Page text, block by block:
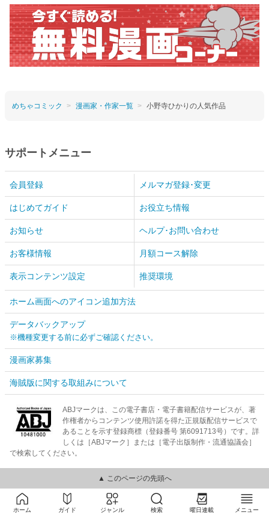
めちゃコミック 漫画家・作家一覧 小野寺ひかりの人気作品
サポートメニュー
会員登録 メルマガ登録･変更
はじめてガイド お役立ち情報
お知らせ ヘルプ･お問い合わせ
お客様情報 月額コース解除
表示コンテンツ設定 推奨環境
ホーム画面へのアイコン追加方法
データバックアップ
※機種変更する前に必ずご確認ください。
漫画家募集
海賊版に関する取組みについて
ABJマークは、この電子書店・電子書籍配信サービスが、著
作権者からコンテンツ使用許諾を得た正規版配信サービスで
あることを示す登録商標（登録番号 第6091713号）です。詳
しくは［ABJマーク］または［電子出版制作・流通協議会］
で検索してください。
▲ このページの先頭へ
ホーム ガイド ジャンル 検索 曜日連載 メニュー